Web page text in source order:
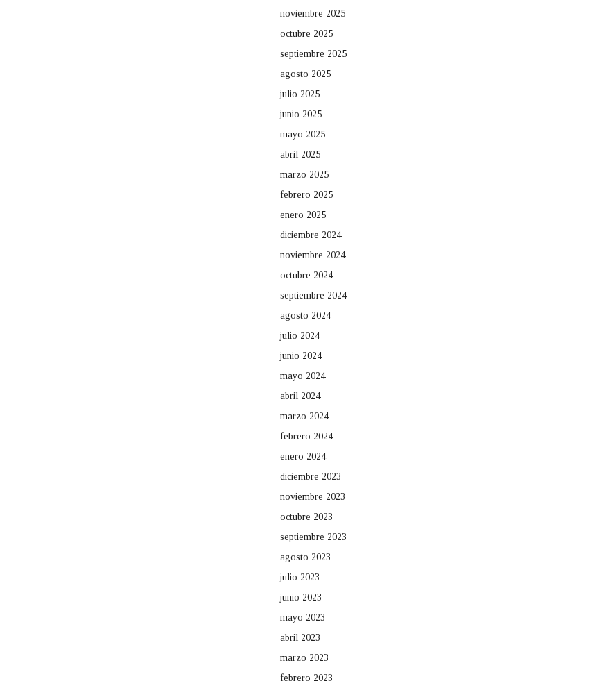
noviembre 2025
octubre 2025
septiembre 2025
agosto 2025
julio 2025
junio 2025
mayo 2025
abril 2025
marzo 2025
febrero 2025
enero 2025
diciembre 2024
noviembre 2024
octubre 2024
septiembre 2024
agosto 2024
julio 2024
junio 2024
mayo 2024
abril 2024
marzo 2024
febrero 2024
enero 2024
diciembre 2023
noviembre 2023
octubre 2023
septiembre 2023
agosto 2023
julio 2023
junio 2023
mayo 2023
abril 2023
marzo 2023
febrero 2023